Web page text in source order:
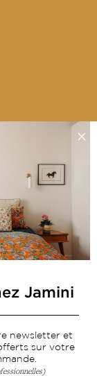
élégance
newsletter
Jamini
newsletter et
sur votre